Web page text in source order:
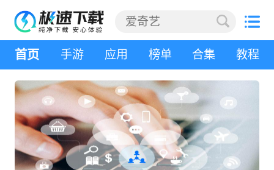
首页 手游 应用 榜单 合集 教程